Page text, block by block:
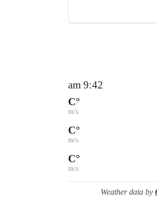
9:42 am
°C
m/s
°C
m/s
°C
m/s
Weather data by